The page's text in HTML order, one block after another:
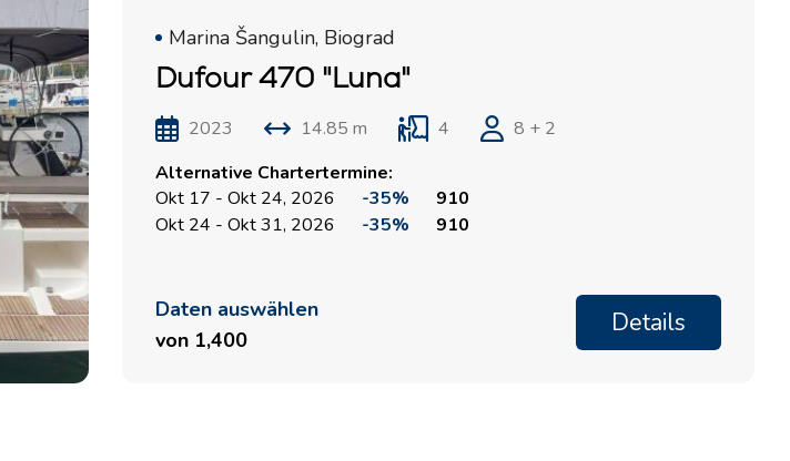
Marina Šangulin, Biograd
Dufour 470 "Luna"
2023 14.85 m 4
8 + 2
Alternative Chartertermine:
Okt 17 - Okt 24, 2026
-35%
910
Okt 24 - Okt 31, 2026
-35% 910
Daten auswählen
von 1,400
Details